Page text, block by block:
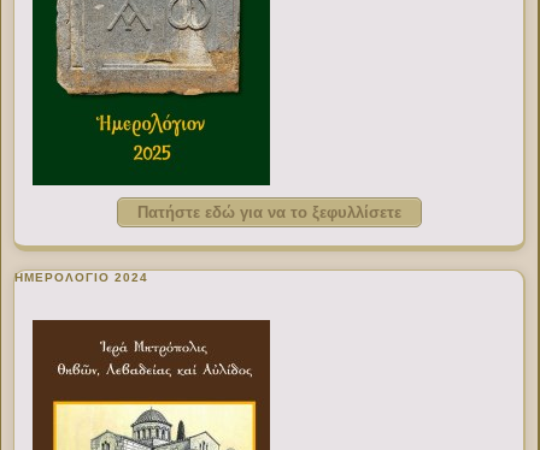
Πατήστε εδώ για να το ξεφυλλίσετε
ΗΜΕΡΟΛΟΓΙΟ 2024